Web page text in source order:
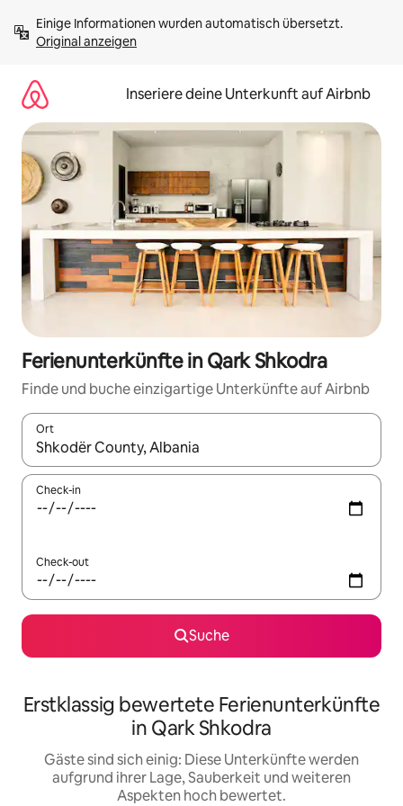
Inhalten
springenOriginal anzeigen
Inseriere deine Unterkunft auf Airbnb
Ferienunterkünfte in Qark Shkodra
Finde und buche einzigartige Unterkünfte auf Airbnb
Ort
Wenn Ergebnisse verfügbar sind, navigiere mit den
Check-in
Check-out
Suche
Erstklassig bewertete Ferienunterkünfte
in Qark Shkodra
Gäste sind sich einig: Diese Unterkünfte werden
aufgrund ihrer Lage, Sauberkeit und weiteren
Aspekten hoch bewertet.